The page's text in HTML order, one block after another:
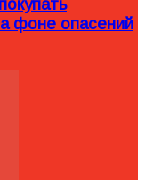
фоне опасений